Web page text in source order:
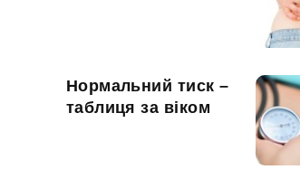
Нормальний тиск –
таблиця за віком